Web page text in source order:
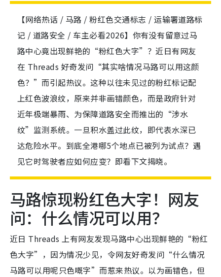
【网络热话 / 马路 / 粉红色交通标志 / 运输署道路标
记 / 道路安全 / 车主必看2026】你有没有留意过马
路中心竟出现鲜艳的“粉红色大字”？近日有网友
在 Threads 好奇发问“其实啥情况马路可以用这颜
色？”而引起热议。这种以往未见过的粉红标记配
上红色波浪纹，原来并非画错颜色，而是政府针对
近年极端暴雨、为保障道路安全而推出的“涉水
纹”监测系统。一旦积水盖过此纹，即代表水深已
达危险水平。到底全港哪5个地点已被列为试点？遇
见它时驾驶者应如何应变？即看下文揭晓。
马路惊现粉红色大字！网友
问：什么情况可以用？
近日 Threads 上有网友发现马路中心出现鲜艳的“粉红
色大字”，因为情况少见，令网友好奇发问“什么情况
马路可以用呢只色嘅字”而惹来热议。以为画错色，但